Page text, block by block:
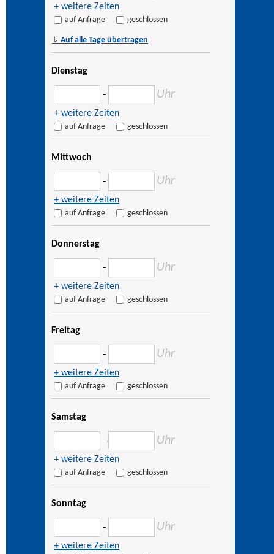
+ weitere Zeiten
auf Anfrage geschlossen
⇓ Auf alle Tage übertragen
Dienstag
– Uhr
+ weitere Zeiten
auf Anfrage geschlossen
Mittwoch
– Uhr
+ weitere Zeiten
auf Anfrage geschlossen
Donnerstag
– Uhr
+ weitere Zeiten
auf Anfrage geschlossen
Freitag
– Uhr
+ weitere Zeiten
auf Anfrage geschlossen
Samstag
– Uhr
+ weitere Zeiten
auf Anfrage geschlossen
Sonntag
– Uhr
+ weitere Zeiten